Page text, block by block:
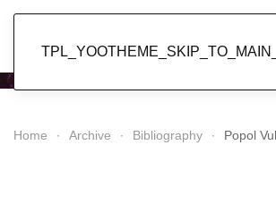
Home Archive Bibliography Popol